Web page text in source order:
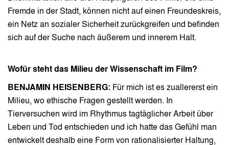
Fremde in der Stadt, können nicht auf einen Freundeskreis,
ein Netz an sozialer Sicherheit zurückgreifen und befinden
sich auf der Suche nach äußerem und innerem Halt.
Wofür steht das Milieu der Wissenschaft im Film?
BENJAMIN HEISENBERG: Für mich ist es zuallererst ein
Milieu, wo ethische Fragen gestellt werden. In
Tierversuchen wird im Rhythmus tagtäglicher Arbeit über
Leben und Tod entschieden und ich hatte das Gefühl man
entwickelt deshalb eine Form von rationalisierter Haltung,